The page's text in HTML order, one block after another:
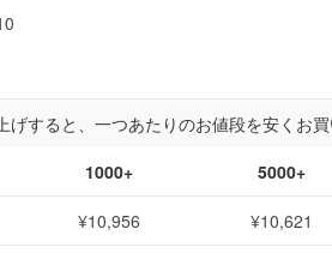
げすると、一つあたりのお値段を安くお買
1000+ 5000+
¥10,956 ¥10,621